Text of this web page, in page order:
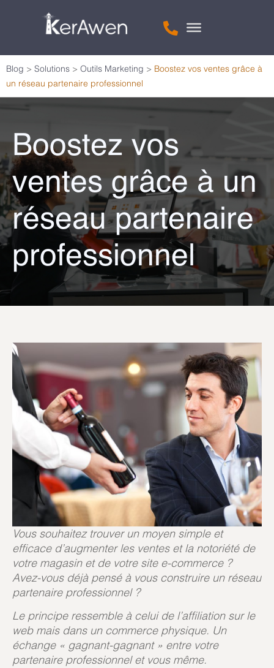
Blog > Solutions > Outils Marketing > Boostez vos ventes grâce à
un réseau partenaire professionnel
Boostez vos
ventes grâce à un
réseau partenaire
professionnel
Vous souhaitez trouver un moyen simple et
efficace d’augmenter les ventes et la notoriété de
votre magasin et de votre site e-commerce ?
Avez-vous déjà pensé à vous construire un réseau
partenaire professionnel ?
Le principe ressemble à celui de l’affiliation sur le
web mais dans un commerce physique. Un
échange « gagnant-gagnant » entre votre
partenaire professionnel et vous même.